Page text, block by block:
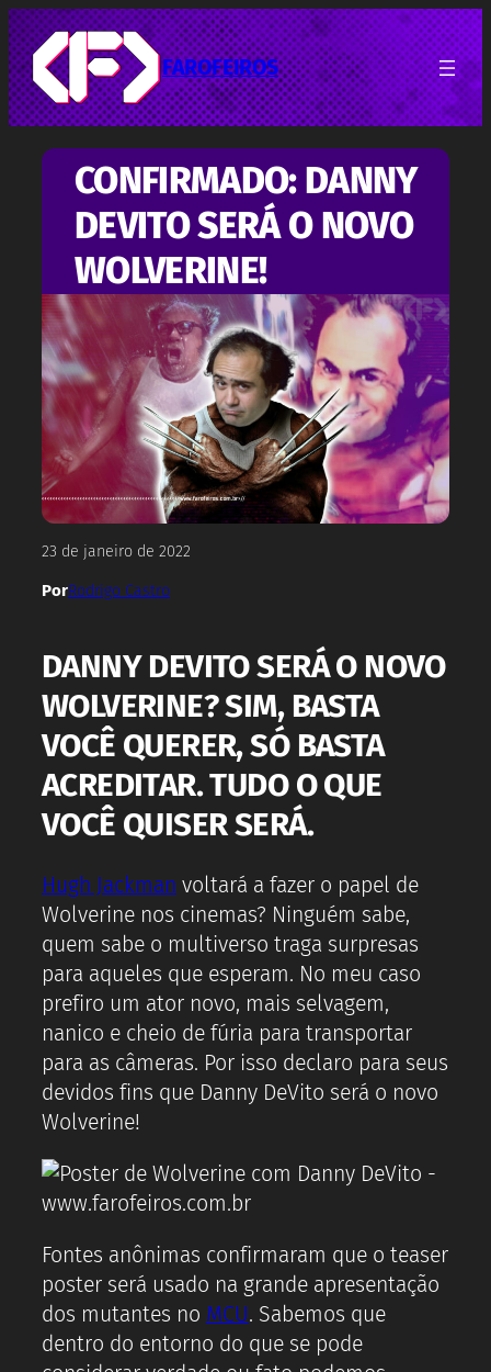
Pular
para
o
conteúdo
FAROFEIROS
CONFIRMADO: DANNY
DEVITO SERÁ O NOVO
WOLVERINE!
23 de janeiro de 2022
PorRodrigo Castro
DANNY DEVITO SERÁ O NOVO
WOLVERINE? SIM, BASTA
VOCÊ QUERER, SÓ BASTA
ACREDITAR. TUDO O QUE
VOCÊ QUISER SERÁ.
Hugh Jackman voltará a fazer o papel de
Wolverine nos cinemas? Ninguém sabe,
quem sabe o multiverso traga surpresas
para aqueles que esperam. No meu caso
prefiro um ator novo, mais selvagem,
nanico e cheio de fúria para transportar
para as câmeras. Por isso declaro para seus
devidos fins que Danny DeVito será o novo
Wolverine!
Fontes anônimas confirmaram que o teaser
poster será usado na grande apresentação
dos mutantes no MCU. Sabemos que
dentro do entorno do que se pode